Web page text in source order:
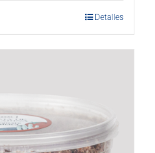
Detalles